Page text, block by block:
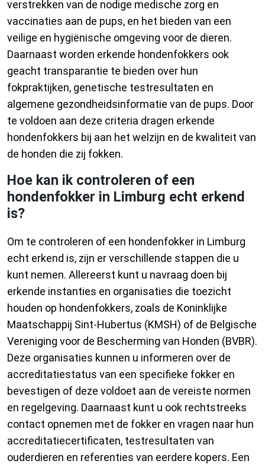
verstrekken van de nodige medische zorg en
vaccinaties aan de pups, en het bieden van een
veilige en hygiënische omgeving voor de dieren.
Daarnaast worden erkende hondenfokkers ook
geacht transparantie te bieden over hun
fokpraktijken, genetische testresultaten en
algemene gezondheidsinformatie van de pups. Door
te voldoen aan deze criteria dragen erkende
hondenfokkers bij aan het welzijn en de kwaliteit van
de honden die zij fokken.
Hoe kan ik controleren of een
hondenfokker in Limburg echt erkend
is?
Om te controleren of een hondenfokker in Limburg
echt erkend is, zijn er verschillende stappen die u
kunt nemen. Allereerst kunt u navraag doen bij
erkende instanties en organisaties die toezicht
houden op hondenfokkers, zoals de Koninklijke
Maatschappij Sint-Hubertus (KMSH) of de Belgische
Vereniging voor de Bescherming van Honden (BVBR).
Deze organisaties kunnen u informeren over de
accreditatiestatus van een specifieke fokker en
bevestigen of deze voldoet aan de vereiste normen
en regelgeving. Daarnaast kunt u ook rechtstreeks
contact opnemen met de fokker en vragen naar hun
accreditatiecertificaten, testresultaten van
ouderdieren en referenties van eerdere kopers. Een